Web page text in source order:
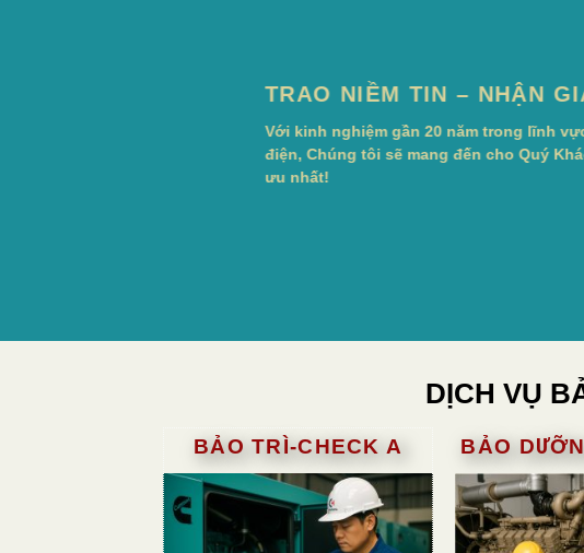
TRAO NIỀM TIN – NHẬN
Với kinh nghiệm gần 20 năm trong lĩnh
điện, Chúng tôi sẽ mang đến cho Quý
ưu nhất!
DỊCH VỤ
BẢO TRÌ-CHECK A BẢO